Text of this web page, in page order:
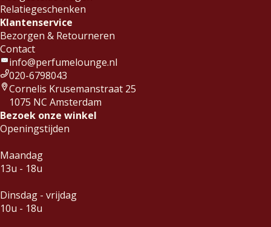
Relatiegeschenken
Klantenservice
Bezorgen & Retourneren
Contact
info@perfumelounge.nl
020-6798043
Cornelis Krusemanstraat 25
1075 NC Amsterdam
Bezoek onze winkel
Openingstijden
Maandag
13u - 18u
Dinsdag - vrijdag
10u - 18u